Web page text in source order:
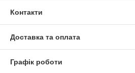
Контакти
Доставка та оплата
Графік роботи